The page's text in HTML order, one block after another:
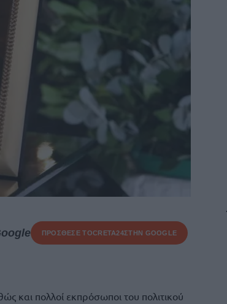
ΠΡΟΣΘΕΣΕ ΤΟCRETA24ΣΤΗΝ GOOGLE
και πολλοί εκπρόσωποι του πολιτικού